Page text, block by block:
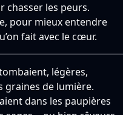
chasser les peurs.
pour mieux entendre
fait avec le cœur.
légères,
graines de lumière.
dans les paupières